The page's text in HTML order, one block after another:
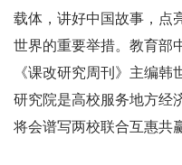
载体，讲好中国故事，点
世界的重要举措。教育部
《课改研究周刊》主编
研究院是高校服务地方经
将会谱写两校联合互惠共